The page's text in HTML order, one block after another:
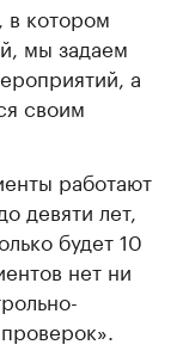
в котором
мы задаем
а
своим
работают
девяти лет,
будет 10
нет ни